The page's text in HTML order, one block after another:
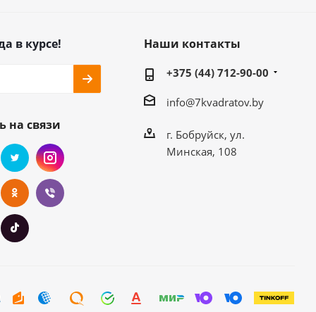
в курсе!
на связи
Наши контакты
+375 (44) 712-90-00
info@7kvadratov.by
г. Бобруйск, ул.
Минская, 108